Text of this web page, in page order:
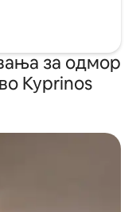
за одмор
Kyprinos